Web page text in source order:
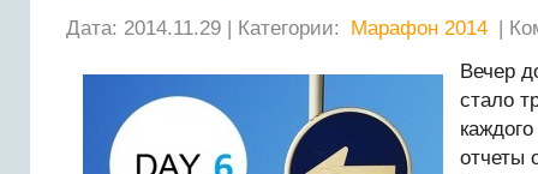
Дата: 2014.11.29 | Категории: Марафон 2014 |
Вечер
стало
отчеты